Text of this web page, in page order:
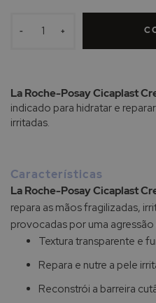
- +
La Roche-Posay Cicaplast
indicado para hidratar e
irritadas.
Características
La Roche-Posay Cicaplast
repara as mãos fragilizadas,
provocadas por uma
Textura transparente e
Repara e nutre a pele
Reconstrói a barreira